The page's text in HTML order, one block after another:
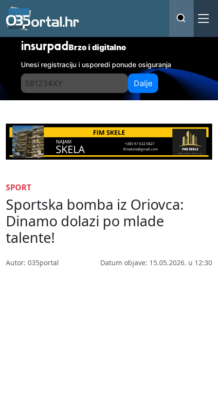
insurpadBrzo i digitalno
Unesi registraciju i usporedi ponude osiguranja
Dalje
SPORT
Sportska bomba iz Oriovca:
Dinamo dolazi po mlade
talente!
Autor: 035portal Datum objave: 15.05.2026. u 12:30